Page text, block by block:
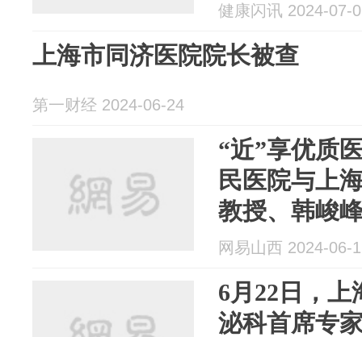
健康闪讯 2024-07-
上海市同济医院院长被查
第一财经 2024-06-24
“近”享优质
民医院与上
教授、韩峻
网易山西 2024-06-
6月22日，
泌科首席专